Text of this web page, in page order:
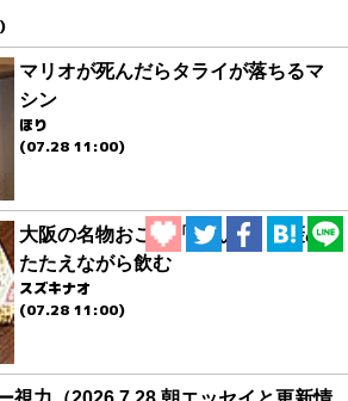
マリオが死んだらタライが落ちるマ
シン
ほり
(07.28 11:00)
大阪の名物おこわ「とん蝶」を褒め
たたえながら飲む
スズキナオ
(07.28 11:00)